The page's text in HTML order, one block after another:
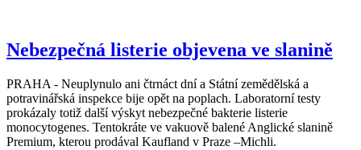
Nebezpečná listerie objevena ve slanině
PRAHA - Neuplynulo ani čtrnáct dní a Státní zemědělská a
potravinářská inspekce bije opět na poplach. Laboratorní testy
prokázaly totiž další výskyt nebezpečné bakterie listerie
monocytogenes. Tentokráte ve vakuově balené Anglické slanině
Premium, kterou prodával Kaufland v Praze –Michli.